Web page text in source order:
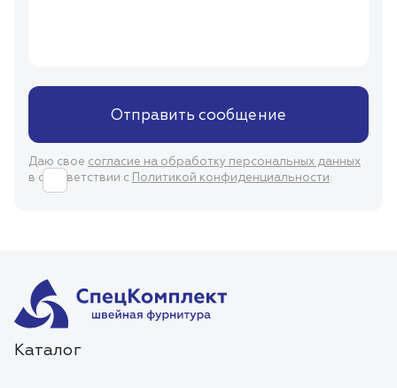
Отправить сообщение
Даю свое согласие на обработку персональных данных
в соответствии с Политикой конфиденциальности.
Каталог